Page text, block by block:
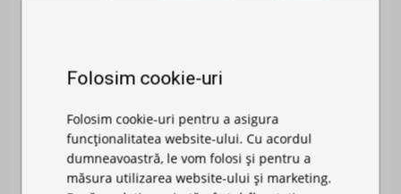
PERETE LATERAL 2M CU UȘĂ
Disponibil în stoc
Folosim cookie-uri
Folosim cookie-uri pentru a asigura
funcționalitatea website-ului. Cu acordul
dumneavoastră, le vom folosi și pentru a
măsura utilizarea website-ului și marketing.